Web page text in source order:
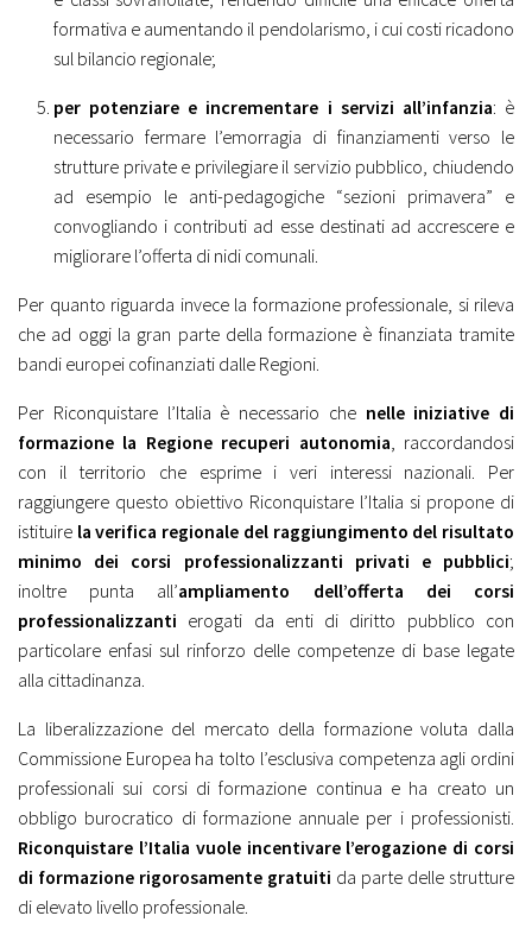
formativa e aumentando il pendolarismo, i cui costi ricadono
sul bilancio regionale;
per potenziare e incrementare i servizi all’infanzia: è
necessario fermare l’emorragia di finanziamenti verso le
strutture private e privilegiare il servizio pubblico, chiudendo
ad esempio le anti-pedagogiche “sezioni primavera” e
convogliando i contributi ad esse destinati ad accrescere e
migliorare l’offerta di nidi comunali.
Per quanto riguarda invece la formazione professionale, si rileva
che ad oggi la gran parte della formazione è finanziata tramite
bandi europei cofinanziati dalle Regioni.
Per Riconquistare l’Italia è necessario che nelle iniziative di
formazione la Regione recuperi autonomia, raccordandosi
con il territorio che esprime i veri interessi nazionali. Per
raggiungere questo obiettivo Riconquistare l’Italia si propone di
istituire la verifica regionale del raggiungimento del risultato
minimo dei corsi professionalizzanti privati e pubblici;
inoltre punta all’ampliamento dell’offerta dei corsi
professionalizzanti erogati da enti di diritto pubblico con
particolare enfasi sul rinforzo delle competenze di base legate
alla cittadinanza.
La liberalizzazione del mercato della formazione voluta dalla
Commissione Europea ha tolto l’esclusiva competenza agli ordini
professionali sui corsi di formazione continua e ha creato un
obbligo burocratico di formazione annuale per i professionisti.
Riconquistare l’Italia vuole incentivare l’erogazione di corsi
di formazione rigorosamente gratuiti da parte delle strutture
di elevato livello professionale.